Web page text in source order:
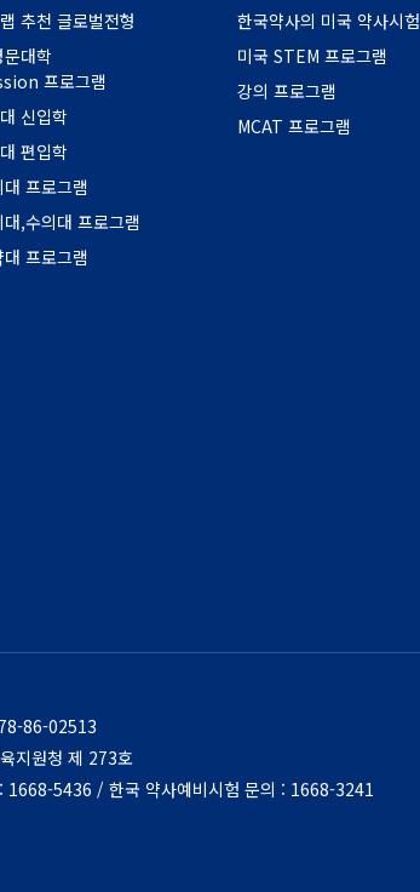
추천 글로벌전형
대학
프로그램
신입학
편입학
대 프로그램
대,수의대 프로그램
대 프로그램
한국약사의 미국 약사시험
미국 STEM 프로그램
강의 프로그램
MCAT 프로그램
86-02513
지원청 제 273호
1668-5436 / 한국 약사예비시험 문의 : 1668-3241